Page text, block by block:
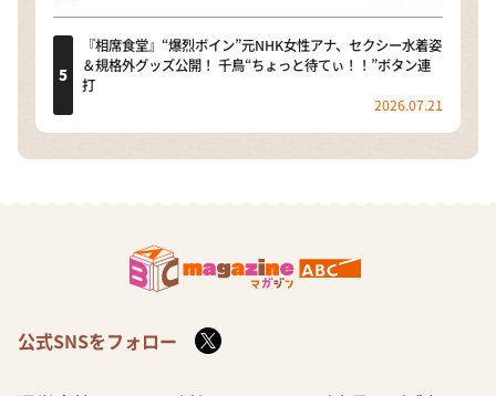
『相席食堂』“爆烈ボイン”元NHK女性アナ、セクシー水着姿
＆規格外グッズ公開！ 千鳥“ちょっと待てぃ！！”ボタン連
打
2026.07.21
公式SNSをフォロー